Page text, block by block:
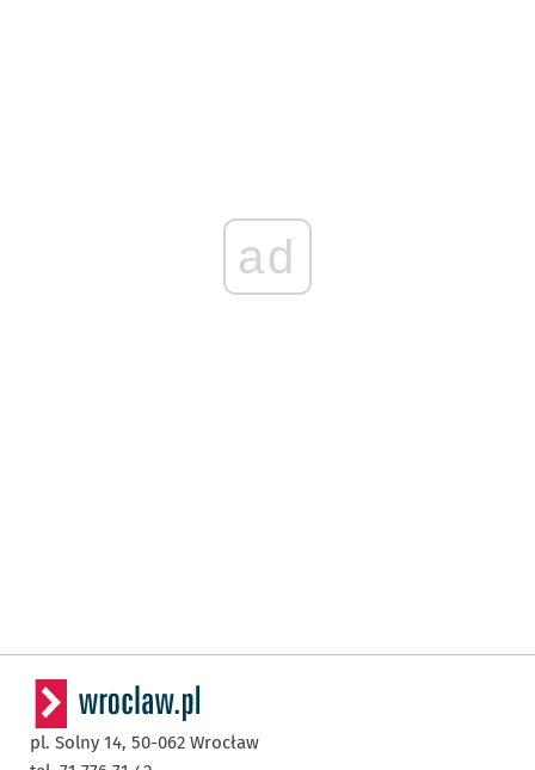
ad
pl. Solny 14, 50-062 Wrocław